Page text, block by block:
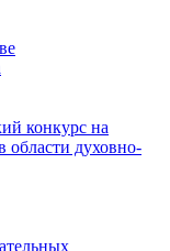
конкурс на
области духовно-